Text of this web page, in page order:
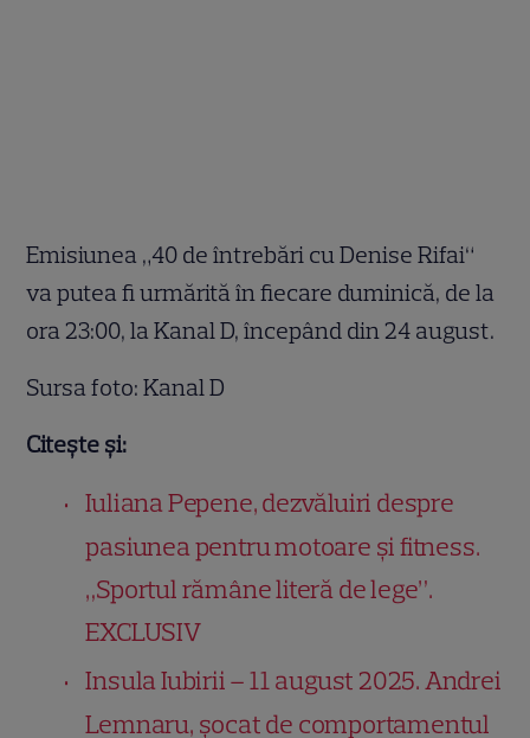
Emisiunea „40 de întrebări cu Denise Rifai“
va putea fi urmărită în fiecare duminică, de la
ora 23:00, la Kanal D, începând din 24 august.
Sursa foto: Kanal D
Citește și:
Iuliana Pepene, dezvăluiri despre
pasiunea pentru motoare și fitness.
„Sportul rămâne literă de lege”.
EXCLUSIV
Insula Iubirii – 11 august 2025. Andrei
Lemnaru, șocat de comportamentul